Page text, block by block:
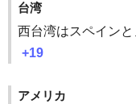
台湾
西台湾はスペインと
+19
アメリカ